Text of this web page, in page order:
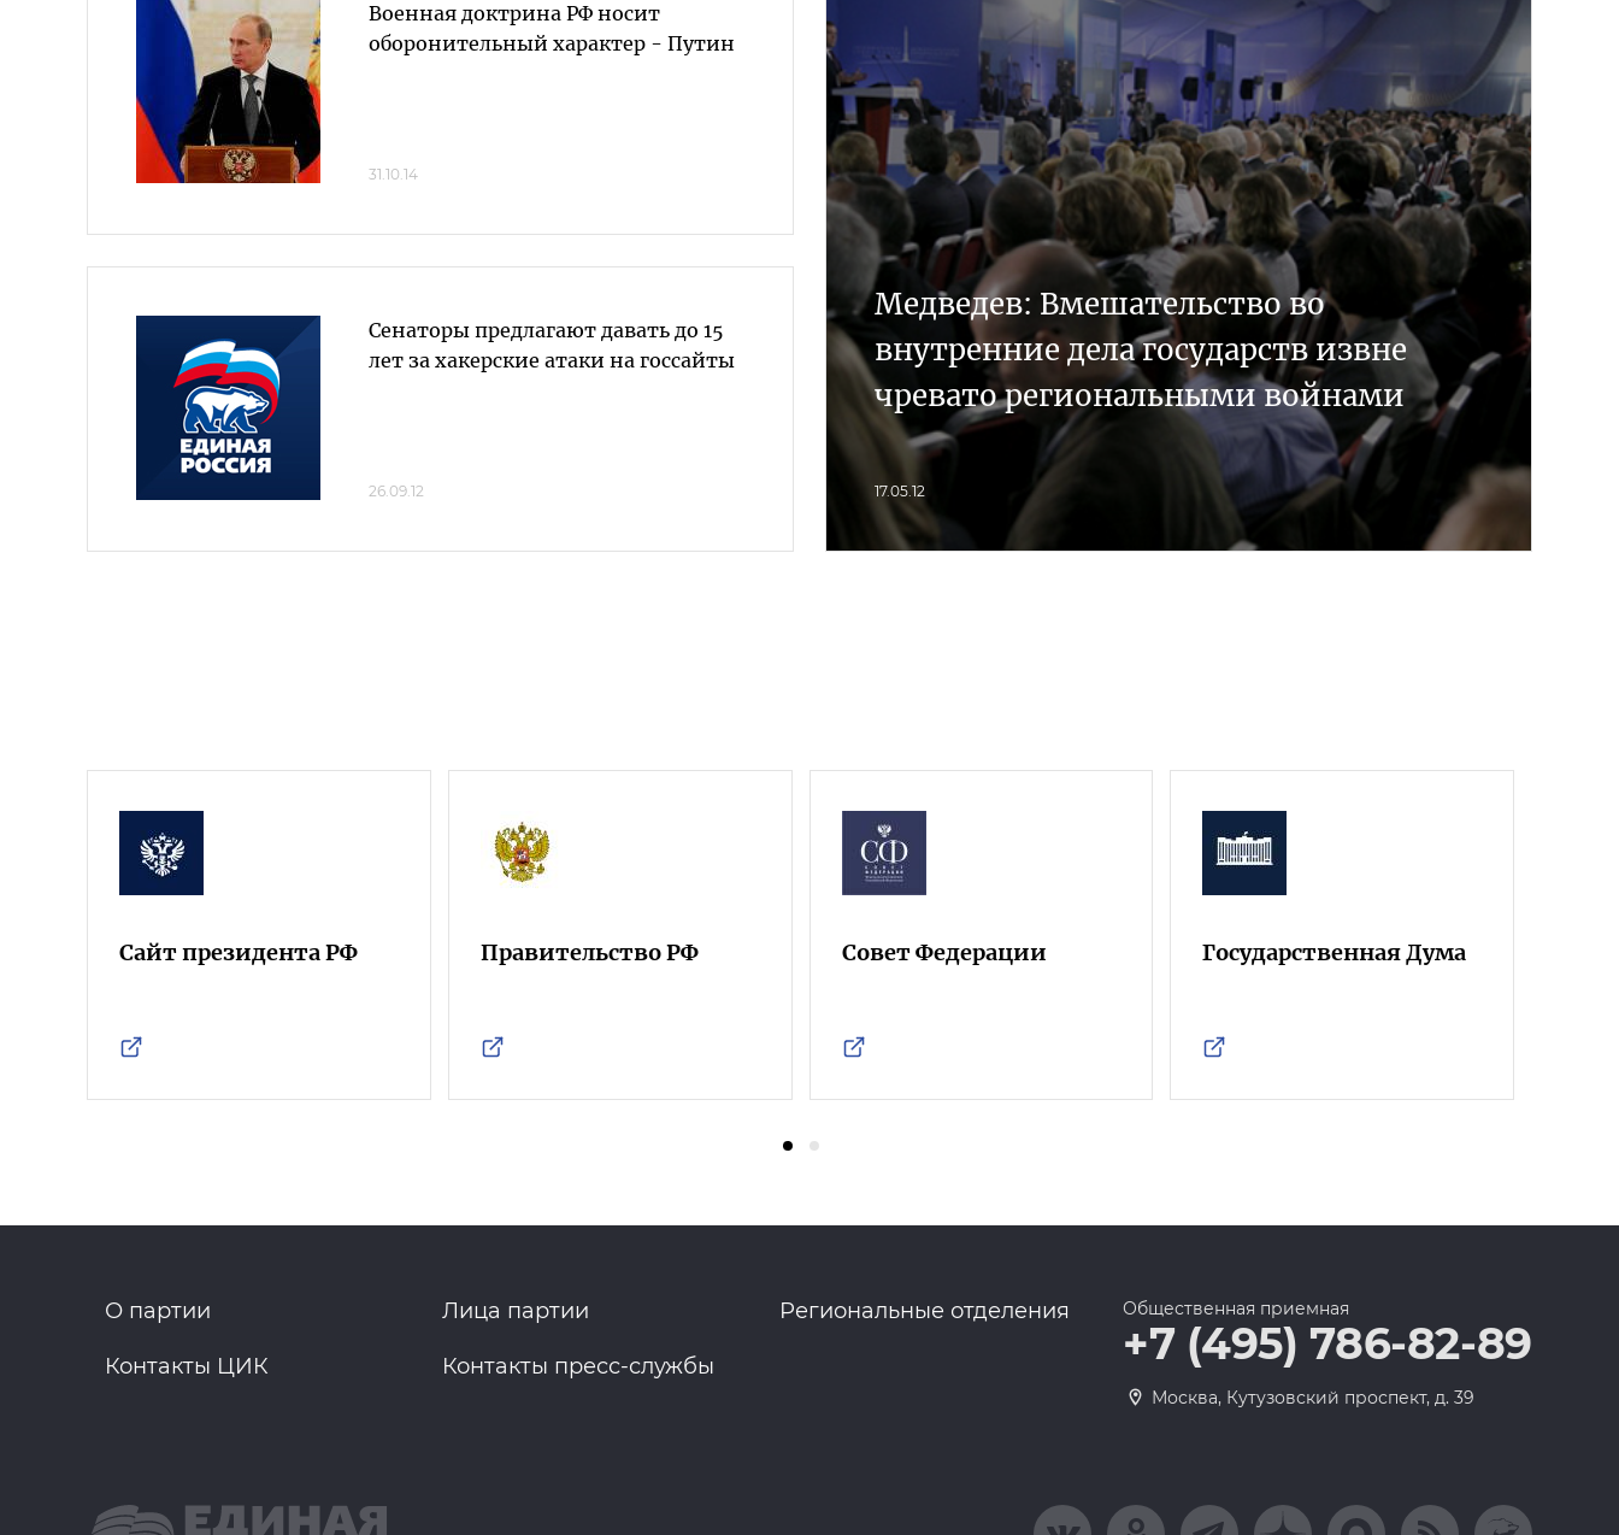
Военная доктрина РФ носит
оборонительный характер - Путин
31.10.14
Сенаторы предлагают давать до 15
лет за хакерские атаки на госсайты
26.09.12
Медведев: Вмешательство во
внутренние дела государств извне
чревато региональными войнами
17.05.12
Сайт президента РФ Правительство РФ Совет Федерации Государственная Дума
О партии Лица партии Региональные отделения
Контакты ЦИК Контакты пресс-службы
Общественная приемная
+7 (495) 786-82-89
Москва, Кутузовский проспект, д. 39